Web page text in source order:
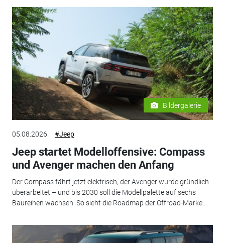
Bildergalerie
05.08.2026 #Jeep
Jeep startet Modelloffensive: Compass
und Avenger machen den Anfang
Der Compass fährt jetzt elektrisch, der Avenger wurde gründlich
überarbeitet – und bis 2030 soll die Modellpalette auf sechs
Baureihen wachsen. So sieht die Roadmap der Offroad-Marke...